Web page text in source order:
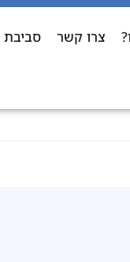
צרו קשר סביבת